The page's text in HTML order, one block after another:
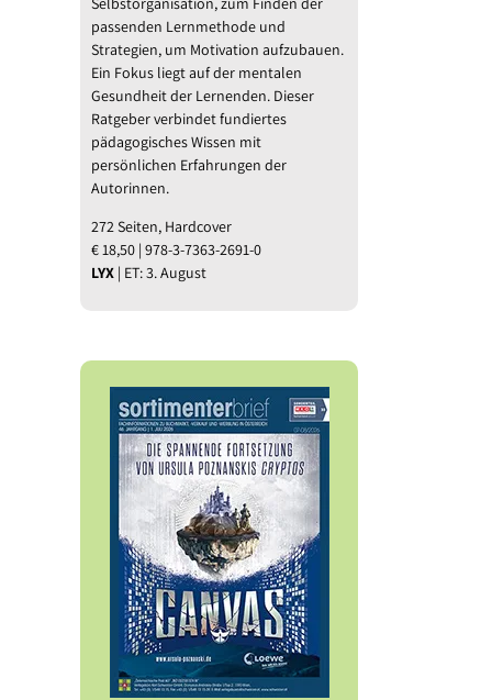
passenden Lernmethode und
Strategien, um Motivation aufzubauen.
Ein Fokus liegt auf der mentalen
Gesundheit der Lernenden. Dieser
Ratgeber verbindet fundiertes
pädagogisches Wissen mit
persönlichen Erfahrungen der
Autorinnen.
272 Seiten, Hardcover
€ 18,50 | 978-3-7363-2691-0
LYX | ET: 3. August